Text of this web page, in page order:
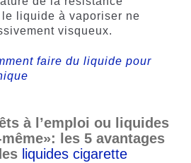
liquide à vaporiser ne
visqueux.
faire du liquide pour
à l’emploi ou liquides
les 5 avantages
liquides cigarette